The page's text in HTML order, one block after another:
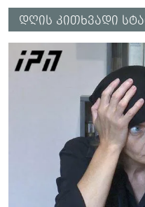
დღის კითხვადი